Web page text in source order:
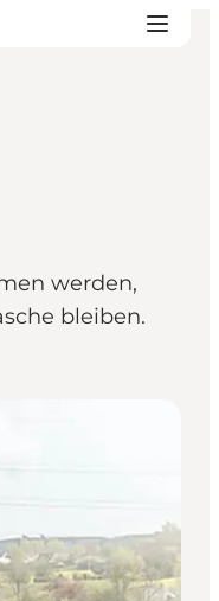
werden,
bleiben.